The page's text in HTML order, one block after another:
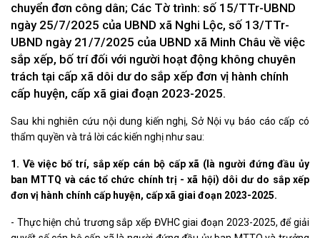
chuyển đơn công dân; Các Tờ trình: số 15/TTr-UBND
ngày 25/7/2025 của UBND xã Nghi Lộc, số 13/TTr-
UBND ngày 21/7/2025 của UBND xã Minh Châu về việc
sắp xếp, bố trí đối với người hoạt động không chuyên
trách tại cấp xã dôi dư do sắp xếp đơn vị hành chính
cấp huyện, cấp xã giai đoạn 2023-2025.
Sau khi nghiên cứu nội dung kiến nghị, Sở Nội vụ báo cáo cấp có
thẩm quyền và trả lời các kiến nghị như sau:
1. Về việc bố trí, sắp xếp cán bộ cấp xã (là người đứng đầu ủy
ban MTTQ và các tổ chức chính trị - xã hội) dôi dư do sắp xếp
đơn vị hành chính cấp huyện, cấp xã giai đoạn 2023-2025.
- Thực hiện chủ trương sắp xếp ĐVHC giai đoạn 2023-2025, để giải